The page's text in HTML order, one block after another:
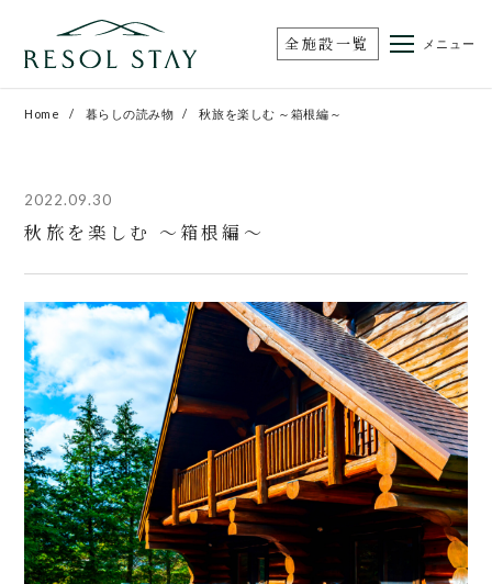
メニュー
全施設一覧
Home 暮らしの読み物 秋旅を楽しむ ～箱根編～
2022.09.30
秋旅を楽しむ ～箱根編～